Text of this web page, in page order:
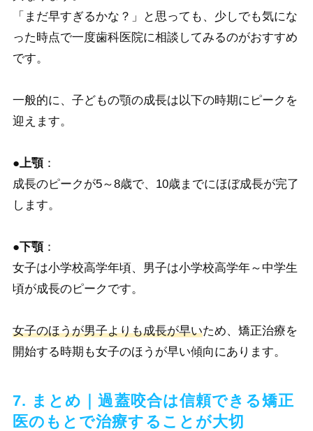
「まだ早すぎるかな？」と思っても、少しでも気にな
った時点で一度歯科医院に相談してみるのがおすすめ
です。
一般的に、子どもの顎の成長は以下の時期にピークを
迎えます。
●上顎：
成長のピークが5～8歳で、 10歳までにほぼ成長が完了
します。
●下顎：
女子は小学校高学年頃、男子は小学校高学年～中学生
頃が成長のピークです。
女子のほうが男子よりも成長が早いため、矯正治療を
開始する時期も女子のほうが早い傾向にあります。
7. まとめ｜過蓋咬合は信頼できる矯正
医のもとで治療することが大切